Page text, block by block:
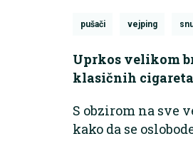
pušači vejping
Uprkos velikom
klasičnih
S obzirom na sve
kako da se